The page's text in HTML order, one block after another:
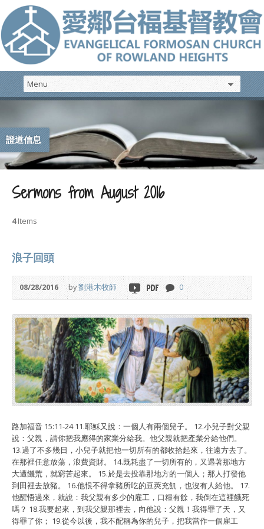
證道信息
Sermons from August 2016
4Items
浪子回頭
08/28/2016 by劉港木牧師 0
路加福音 15:11-24 11.耶穌又說：一個人有兩個兒子。 12.小兒子對父親
說：父親，請你把我應得的家業分給我。他父親就把產業分給他們。
13.過了不多幾日，小兒子就把他一切所有的都收拾起來，往遠方去了。
在那裡任意放蕩，浪費資財。 14.既耗盡了一切所有的，又遇著那地方
大遭饑荒，就窮苦起來。 15.於是去投靠那地方的一個人；那人打發他
到田裡去放豬。 16.他恨不得拿豬所吃的豆莢充飢，也沒有人給他。 17.
他醒悟過來，就說：我父親有多少的雇工，口糧有餘，我倒在這裡餓死
嗎？ 18.我要起來，到我父親那裡去，向他說：父親！我得罪了天，又
得罪了你； 19.從今以後，我不配稱為你的兒子，把我當作一個雇工